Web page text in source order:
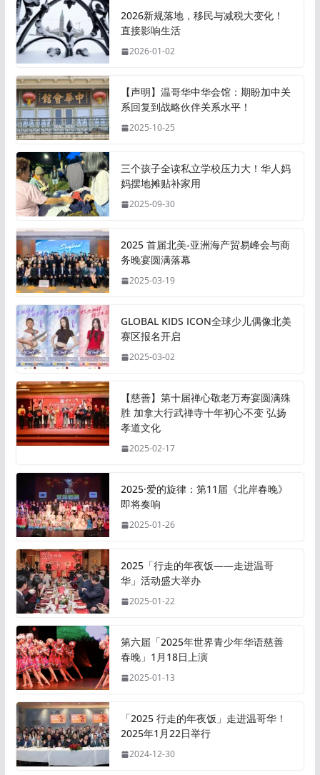
2026新规落地，移民与减税大变化！
直接影响生活
2026-01-02
【声明】温哥华中华会馆：期盼加中关
系回复到战略伙伴关系水平！
2025-10-25
三个孩子全读私立学校压力大！华人妈
妈摆地摊贴补家用
2025-09-30
2025 首届北美-亚洲海产贸易峰会与商
务晚宴圆满落幕
2025-03-19
GLOBAL KIDS ICON全球少儿偶像北美
赛区报名开启
2025-03-02
【慈善】第十届禅心敬老万寿宴圆满殊
胜 加拿大行武禅寺十年初心不变 弘扬
孝道文化
2025-02-17
2025·爱的旋律：第11届《北岸春晚》
即将奏响
2025-01-26
2025「行走的年夜饭——走进温哥
华」活动盛大举办
2025-01-22
第六届「2025年世界青少年华语慈善
春晚」1月18日上演
2025-01-13
「2025 行走的年夜饭」走进温哥华！
2025年1月22日举行
2024-12-30